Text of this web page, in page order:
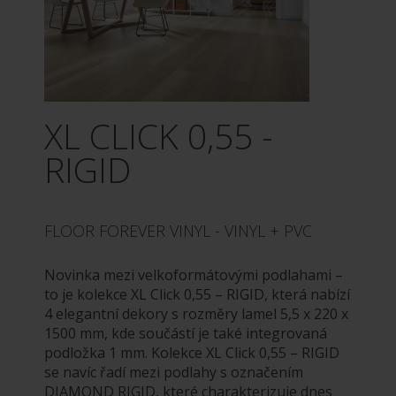
XL CLICK 0,55 -
RIGID
FLOOR FOREVER VINYL - VINYL + PVC
Novinka mezi velkoformátovými podlahami –
to je kolekce XL Click 0,55 – RIGID, která nabízí
4 elegantní dekory s rozměry lamel 5,5 x 220 x
1500 mm, kde součástí je také integrovaná
podložka 1 mm. Kolekce XL Click 0,55 – RIGID
se navíc řadí mezi podlahy s označením
DIAMOND RIGID, které charakterizuje dnes